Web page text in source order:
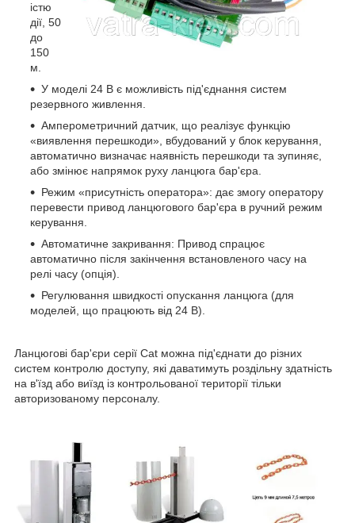
істю
дії, 50
до
150
м.
У моделі 24 В є можливість під'єднання систем
резервного живлення.
Амперометричний датчик, що реалізує функцію
«виявлення перешкоди», вбудований у блок керування,
автоматично визначає наявність перешкоди та зупиняє,
або змінює напрямок руху ланцюга бар'єра.
Режим «присутність оператора»: дає змогу оператору
перевести привод ланцюгового бар'єра в ручний режим
керування.
Автоматичне закривання: Привод спрацює
автоматично після закінчення встановленого часу на
релі часу (опція).
Регулювання швидкості опускання ланцюга (для
моделей, що працюють від 24 В).
Ланцюгові бар'єри серії Cat можна під'єднати до різних
систем контролю доступу, які даватимуть роздільну здатність
на в'їзд або виїзд із контрольованої території тільки
авторизованому персоналу.